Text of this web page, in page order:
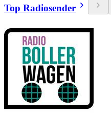
Top Radiosender